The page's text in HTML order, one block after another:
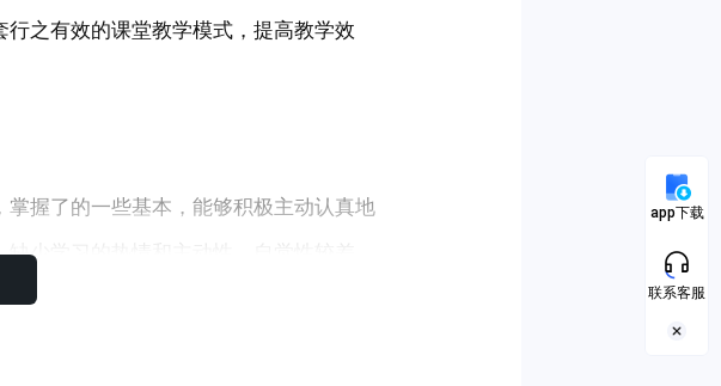
app下载
联系客服
之有效的课堂教学模式，提高教学效
握了的一些基本，能够积极主动认真地
少学习的热情和主动性，自觉性较差，